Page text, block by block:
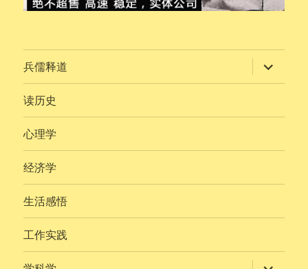
兵儒释道 展
开
子
读历史
心理学
经济学
生活感悟
工作实践
展